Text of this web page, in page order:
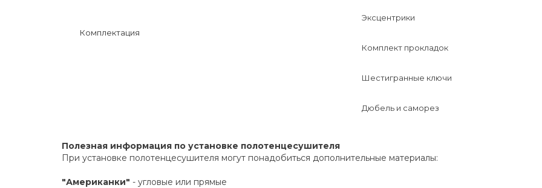
Комплектация
Эксцентрики
Комплект прокладок
Шестигранные ключи
Дюбель и саморез
Полезная информация по установке полотенцесушителя
При установке полотенцесушителя могут понадобиться дополнительные материалы:
"Американки" - угловые или прямые